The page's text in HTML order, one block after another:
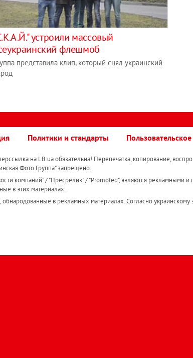
устроили массовый
флешмоб
представила клип, который снял украинский
Политики и стандарты
на LB.ua обязательна! Перепечатка, копирование,
Фото Группа" запрещено.
компаний" / "Пресрелиз" / "Promoted", являются рекламными и
в этих материалах.
в рекламных материалах. Согласно украинскому